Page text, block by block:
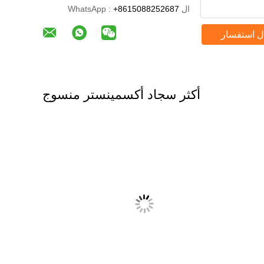
ال WhatsApp : +8615088252687
استفسار
أكثر سجاد أكسمينستر منسوج